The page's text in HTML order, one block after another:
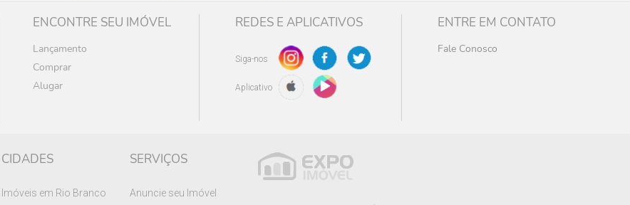
ENCONTRE SEU IMÓVEL
Lançamento
Comprar
Alugar
REDES E APLICATIVOS
Siga-nos
Aplicativo
ENTRE EM CONTATO
Fale Conosco
CIDADES
Imóveis em Rio Branco
SERVIÇOS
Anuncie seu Imóvel